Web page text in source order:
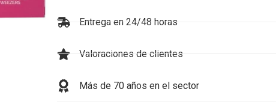
Entrega en 24/48 horas
Valoraciones de clientes
Más de 70 años en el sector